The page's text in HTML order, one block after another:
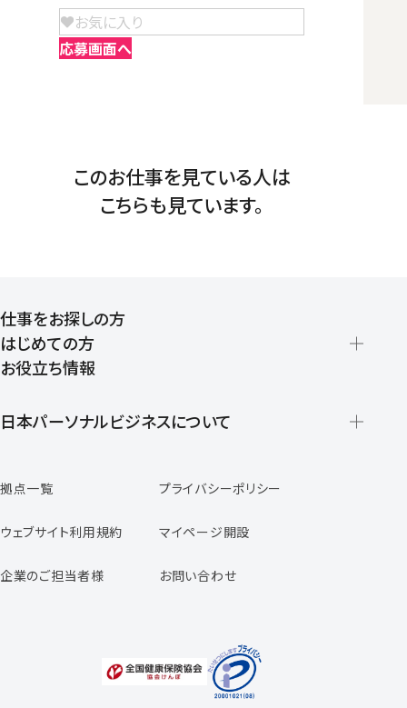
お気に入り
応募画面へ
このお仕事を見ている人は
こちらも見ています。
仕事をお探しの方
はじめての方
登録から就業開始までの流れ
お役立ち情報
日本パーソナルビジネスについて
スタッフの声
専任コンサルタントの声
福利厚生のご案内
拠点一覧 プライバシーポリシー
ウェブサイト利用規約 マイページ開設
企業のご担当者様 お問い合わせ